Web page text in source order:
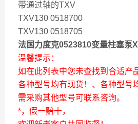
带通过轴的TXV
TXV130 0518700
TXV130 0518705
法国力度克0523810变量柱塞泵
温馨提示：
如在此列表中您未查找到合适产
各种型号均有现货！、各种型号
需采购其他型号可联系咨询。
*，假一赔十，